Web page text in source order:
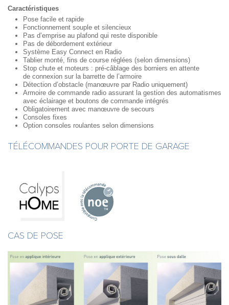
Caractéristiques
Pose facile et rapide
Fonctionnement souple et silencieux
Pas d’emprise au plafond qui reste disponible
Pas de débordement extérieur
Système Easy Connect en Radio
Tablier monté, fins de course réglées (selon dimensions)
Stop chute et moteurs : pré-câblage des borniers en attente
de connexion sur la barrette de l’armoire
Détection d’obstacle (manœuvre par Radio uniquement)
Armoire de commande radio assurant la gestion des automatismes
avec éclairage et boutons de commande intégrés
Obligatoirement avec manœuvre de secours
Consoles fixes
Option consoles roulantes selon dimensions
TÉLÉCOMMANDES POUR PORTE DE GARAGE
CAS DE POSE